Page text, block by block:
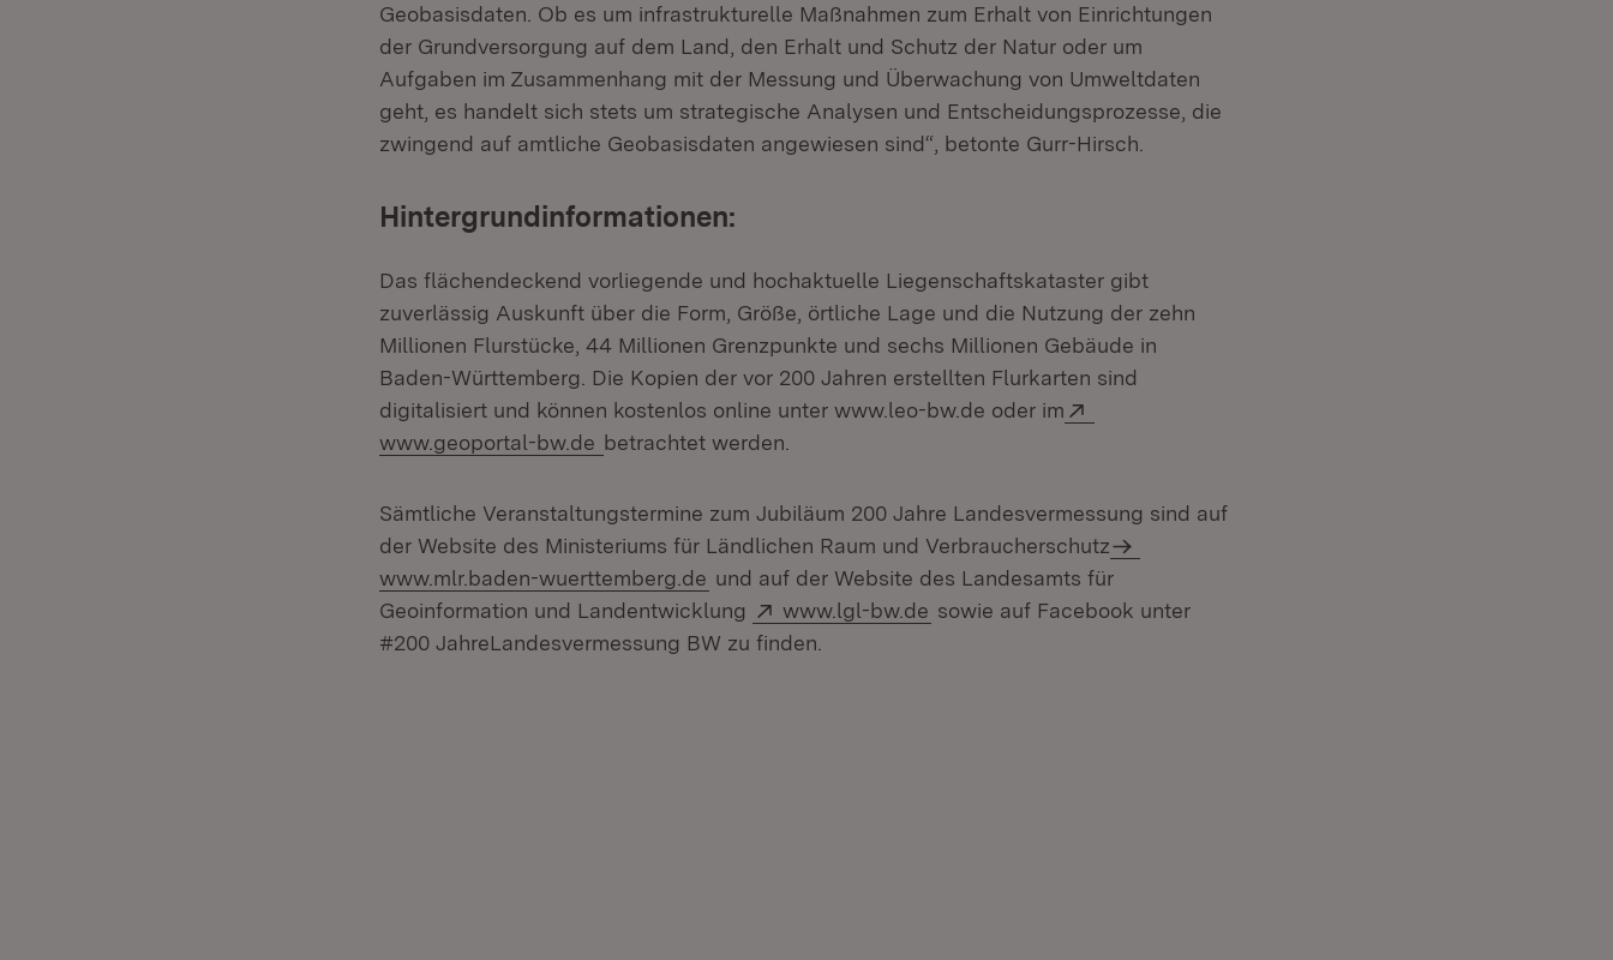
Geobasisdaten. Ob es um infrastrukturelle Maßnahmen zum Erhalt von Einrichtungen
der Grundversorgung auf dem Land, den Erhalt und Schutz der Natur oder um
Aufgaben im Zusammenhang mit der Messung und Überwachung von Umweltdaten
geht, es handelt sich stets um strategische Analysen und Entscheidungsprozesse, die
zwingend auf amtliche Geobasisdaten angewiesen sind“, betonte Gurr-Hirsch.
Hintergrundinformationen:
Das flächendeckend vorliegende und hochaktuelle Liegenschaftskataster gibt
zuverlässig Auskunft über die Form, Größe, örtliche Lage und die Nutzung der zehn
Millionen Flurstücke, 44 Millionen Grenzpunkte und sechs Millionen Gebäude in
Baden-Württemberg. Die Kopien der vor 200 Jahren erstellten Flurkarten sind
digitalisiert und können kostenlos online unter www.leo-bw.de oder im
www.geoportal-bw.de (Öffnet in neuem Fenster)
betrachtet werden.
Sämtliche Veranstaltungstermine zum Jubiläum 200 Jahre Landesvermessung sind auf
der Website des Ministeriums für Ländlichen Raum und Verbraucherschutz
www.mlr.baden-wuerttemberg.de und auf der Website des Landesamts für
Geoinformation und Landentwicklung
Extern:
www.lgl-bw.de (Öffnet in neuem Fenster)
sowie auf Facebook unter
#200 JahreLandesvermessung BW zu finden.